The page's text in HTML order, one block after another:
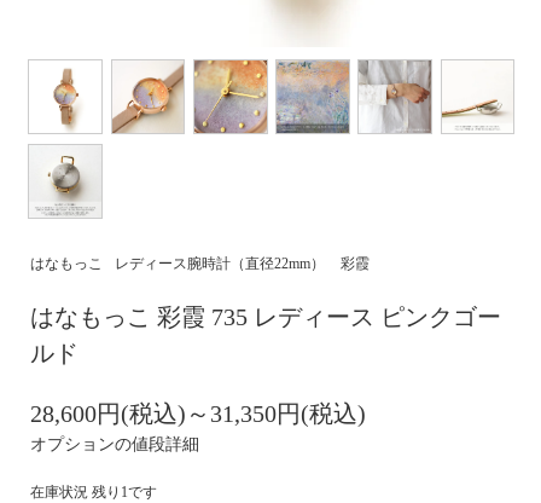
はなもっこ レディース腕時計（直径22mm） 彩霞
はなもっこ 彩霞 735 レディース ピンクゴー
ルド
28,600円(税込)～31,350円(税込)
オプションの値段詳細
在庫状況 残り1です